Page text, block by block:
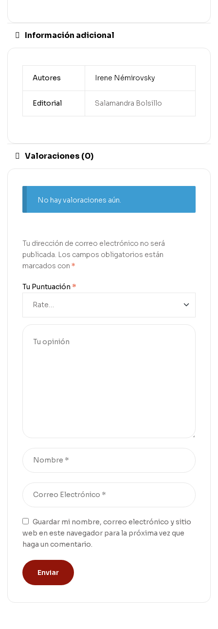
Información adicional
Autores Irene Némirovsky
Editorial Salamandra Bolsillo
Valoraciones (0)
No hay valoraciones aún.
Tu dirección de correo electrónico no será
publicada. Los campos obligatorios están
marcados con *
Tu Puntuación *
Guardar mi nombre, correo electrónico y sitio
web en este navegador para la próxima vez que
haga un comentario.